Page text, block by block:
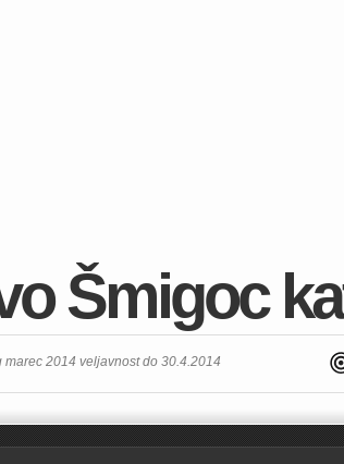
Šmigoc
2014 veljavnost do 30.4.2014